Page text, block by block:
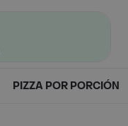
PIZZA POR PORCIÓN